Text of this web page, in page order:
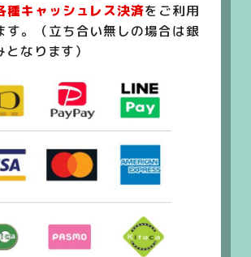
種キャッシュレス決済をご利用
す。（立ち合い無しの場合は銀
なります）